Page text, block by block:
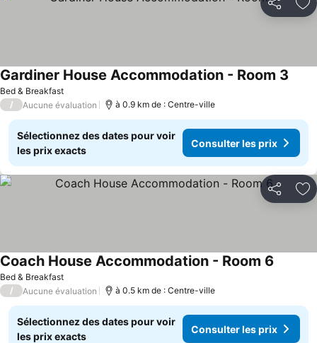
Partager
Bed & Breakfast
Gardiner House Accommodation - Room 3
/ Aucune évaluation à 0.9 km de : Centre-ville
Sélectionnez des dates pour voir
les prix exacts
Consulter les prix
Partager
Bed & Breakfast
Coach House Accommodation - Room 6
/ Aucune évaluation à 0.5 km de : Centre-ville
Sélectionnez des dates pour voir
les prix exacts
Consulter les prix